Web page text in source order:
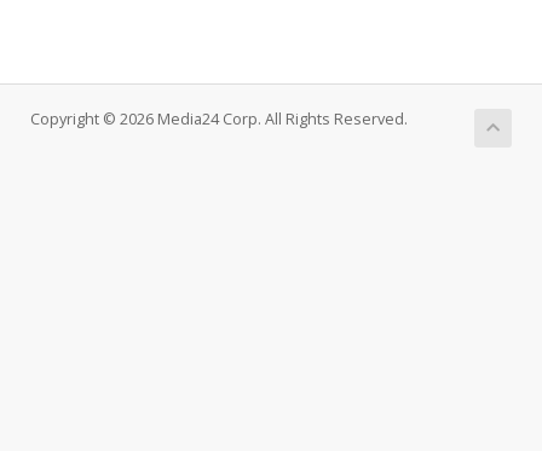
Copyright © 2026 Media24 Corp. All Rights Reserved.